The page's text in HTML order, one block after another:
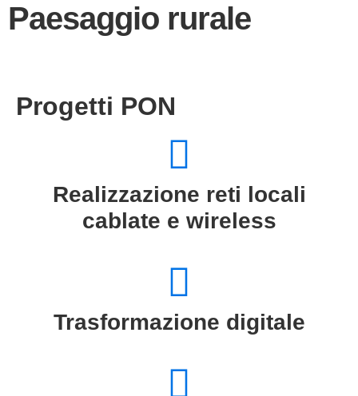
Paesaggio rurale
Progetti PON
Realizzazione reti locali
cablate e wireless
Trasformazione digitale